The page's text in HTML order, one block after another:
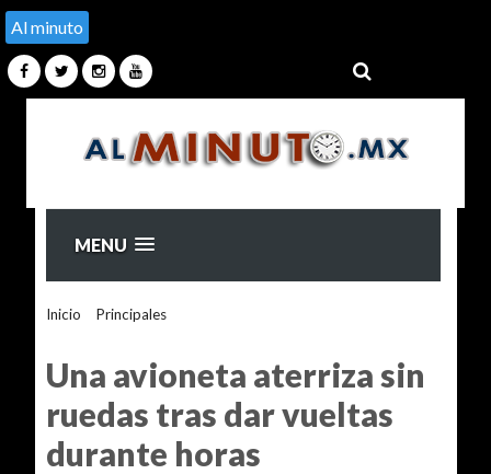
Al minuto
MENU
Inicio Principales>
Una avioneta aterriza sin
ruedas tras dar vueltas
durante horas